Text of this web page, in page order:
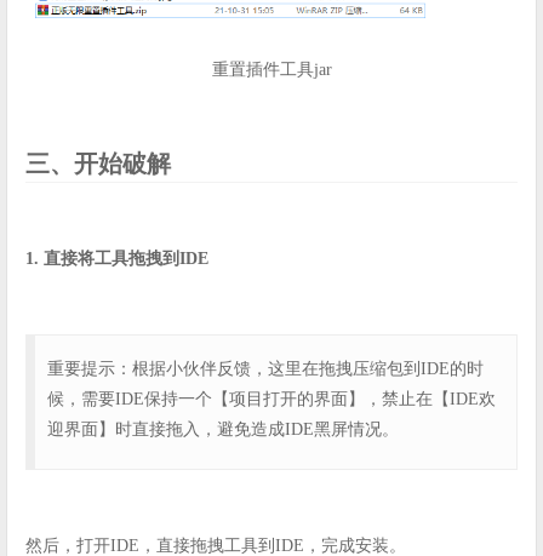
重置插件工具jar
三、开始破解
1. 直接将工具拖拽到IDE
重要提示：根据小伙伴反馈，这里在拖拽压缩包到IDE的时
候，需要IDE保持一个【项目打开的界面】，禁止在【IDE欢
迎界面】时直接拖入，避免造成IDE黑屏情况。
然后，打开IDE，直接拖拽工具到IDE，完成安装。